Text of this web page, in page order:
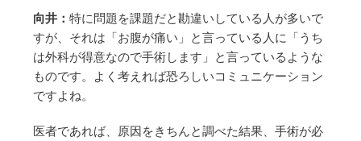
向井： 特に問題を課題だと勘違いしている人が多いで
すが、それは「お腹が痛い」と言っている人に「うち
は外科が得意なので手術します」と言っているような
ものです。よく考えれば恐ろしいコミュニケーション
ですよね。
医者であれば、原因をきちんと調べた結果、手術が必